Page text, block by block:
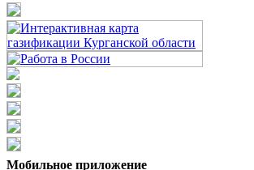
Мобильное приложение